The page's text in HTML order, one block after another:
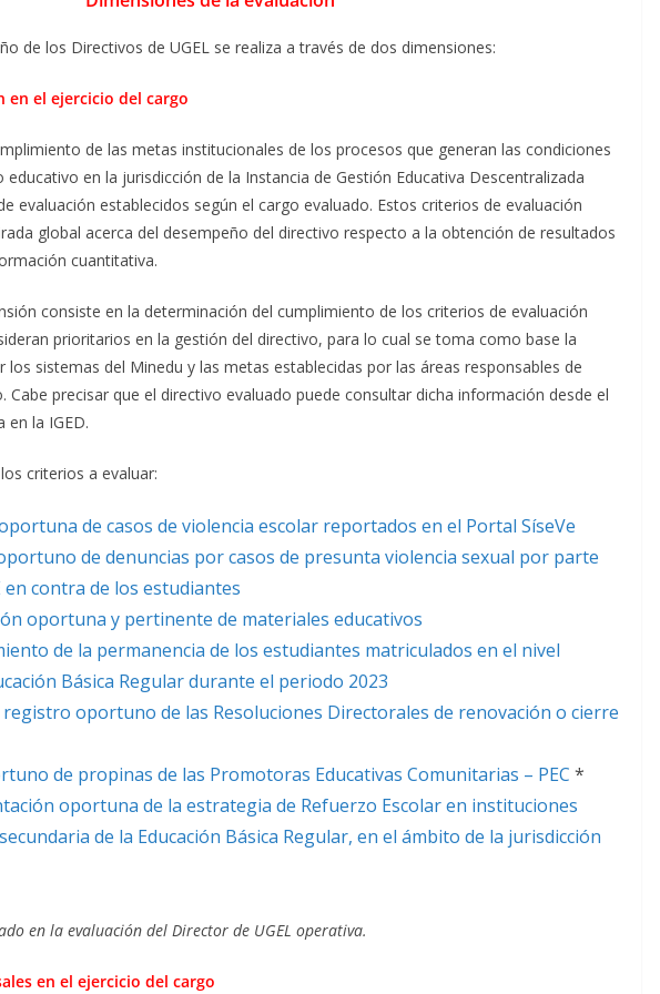
de los Directivos de UGEL se realiza a través de dos dimensiones:
en el ejercicio del cargo
de las metas institucionales de los procesos que generan las condiciones
en la jurisdicción de la Instancia de Gestión Educativa Descentralizada
evaluación establecidos según el cargo evaluado. Estos criterios de evaluación
global acerca del desempeño del directivo respecto a la obtención de resultados
cuantitativa.
consiste en la determinación del cumplimiento de los criterios de evaluación
prioritarios en la gestión del directivo, para lo cual se toma como base la
sistemas del Minedu y las metas establecidas por las áreas responsables de
Cabe precisar que el directivo evaluado puede consultar dicha información desde el
en la IGED.
criterios a evaluar:
de casos de violencia escolar reportados en el Portal SíseVe
de denuncias por casos de presunta violencia sexual por parte
en contra de los estudiantes
oportuna y pertinente de materiales educativos
de la permanencia de los estudiantes matriculados en el nivel
Básica Regular durante el periodo 2023
oportuno de las Resoluciones Directorales de renovación o cierre
de propinas de las Promotoras Educativas Comunitarias – PEC *
oportuna de la estrategia de Refuerzo Escolar en instituciones
de la Educación Básica Regular, en el ámbito de la jurisdicción
en la evaluación del Director de UGEL operativa.
en el ejercicio del cargo